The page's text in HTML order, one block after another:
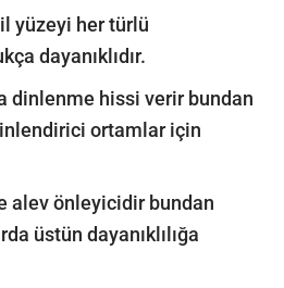
yüzeyi her türlü
dayanıklıdır.
dinlenme hissi verir bundan
ortamlar için
alev önleyicidir bundan
üstün dayanıklılığa